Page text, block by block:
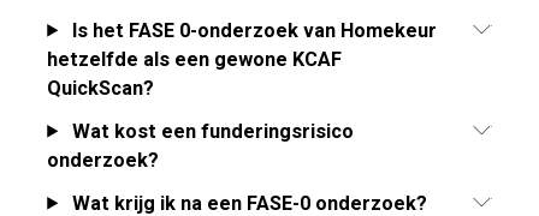
Is het FASE 0-onderzoek van Homekeur
hetzelfde als een gewone KCAF
QuickScan?
Wat kost een funderingsrisico
onderzoek?
Wat krijg ik na een FASE-0 onderzoek?